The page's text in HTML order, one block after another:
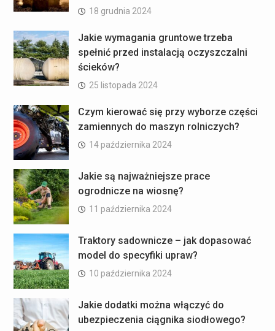
18 grudnia 2024
Jakie wymagania gruntowe trzeba
spełnić przed instalacją oczyszczalni
ścieków?
25 listopada 2024
Czym kierować się przy wyborze części
zamiennych do maszyn rolniczych?
14 października 2024
Jakie są najważniejsze prace
ogrodnicze na wiosnę?
11 października 2024
Traktory sadownicze – jak dopasować
model do specyfiki upraw?
10 października 2024
Jakie dodatki można włączyć do
ubezpieczenia ciągnika siodłowego?